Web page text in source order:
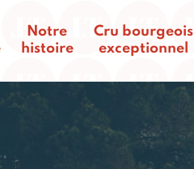
Notre
histoire
Cru bourgeois
exceptionnel